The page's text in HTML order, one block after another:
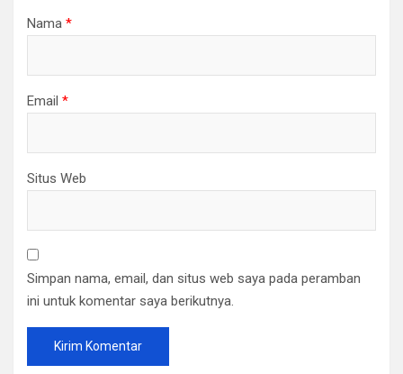
Nama *
Email *
Situs Web
Simpan nama, email, dan situs web saya pada peramban
ini untuk komentar saya berikutnya.